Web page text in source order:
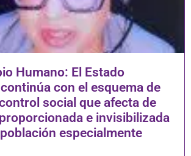
Humano: El Estado
con el esquema de
social que afecta de
e invisibilizada
especialmente